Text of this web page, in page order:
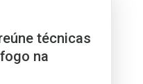
técnicas
na